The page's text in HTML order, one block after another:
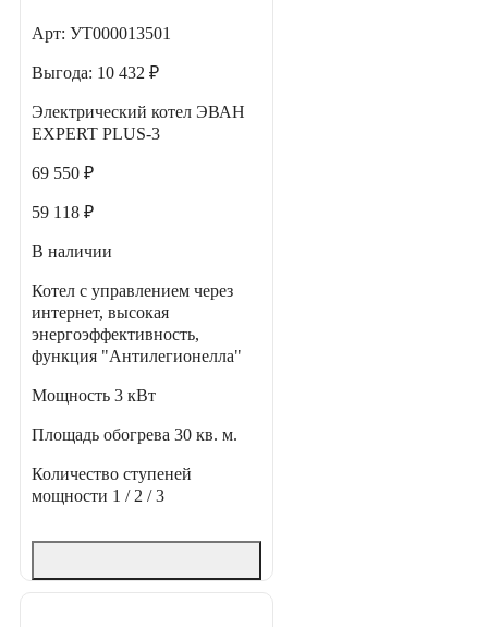
Арт: УТ000013501
Выгода: 10 432 ₽
Электрический котел ЭВАН
EXPERT PLUS-3
69 550 ₽
59 118 ₽
В наличии
Котел с управлением через
интернет, высокая
энергоэффективность,
функция "Антилегионелла"
Мощность 3 кВт
Площадь обогрева 30 кв. м.
Количество ступеней
мощности 1 / 2 / 3